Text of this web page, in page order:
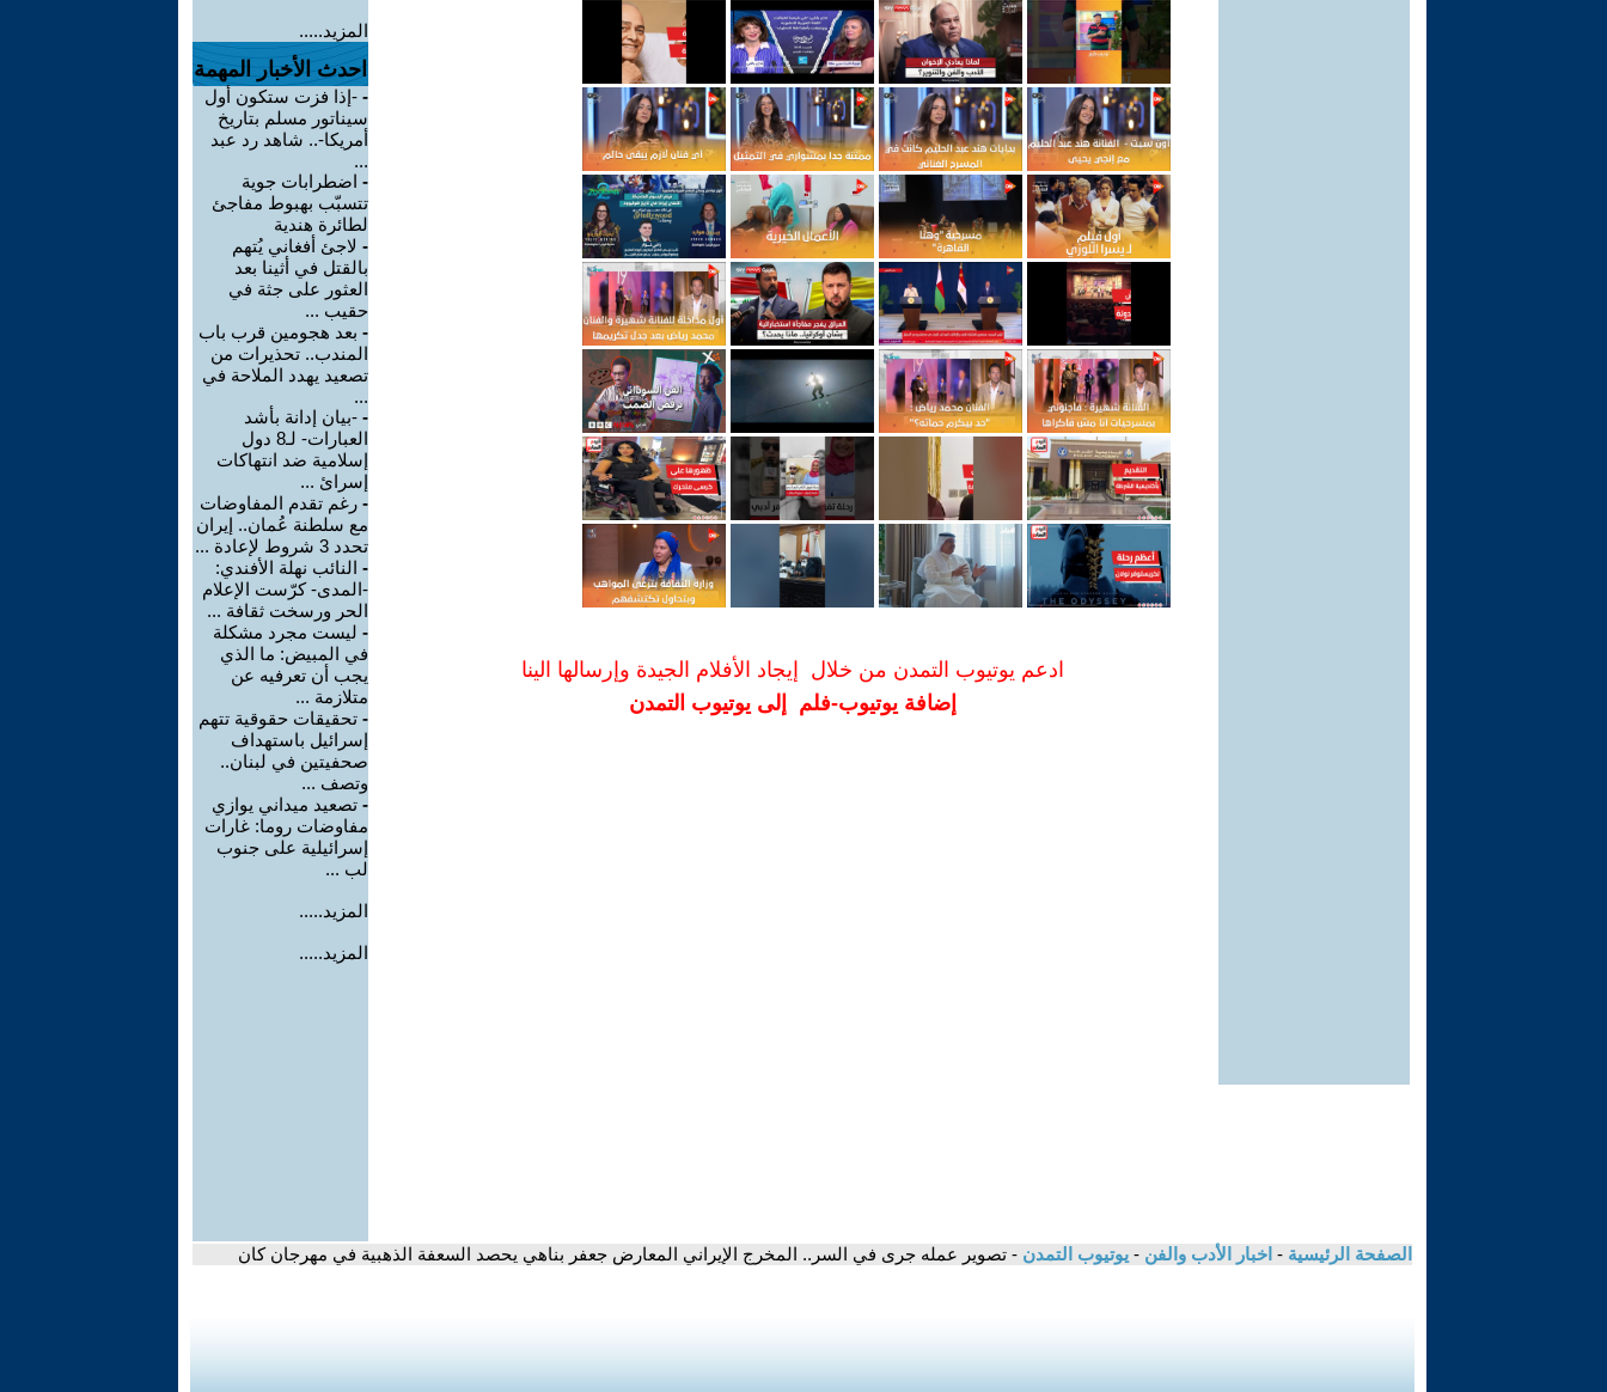
ادعم يوتيوب التمدن من خلال إيجاد الأفلام الجيدة وإرسالها الينا
إضافة يوتيوب-فلم إلى يوتيوب التمدن
المزيد.....
احدث الأخبار المهمة
- -إذا فزت ستكون أول
سيناتور مسلم بتاريخ
أمريكا-.. شاهد رد عبد
...
- اضطرابات جوية
تتسبّب بهبوط مفاجئ
لطائرة هندية
- لاجئ أفغاني يُتهم
بالقتل في أثينا بعد
العثور على جثة في
حقيب ...
- بعد هجومين قرب باب
المندب.. تحذيرات من
تصعيد يهدد الملاحة في
...
- -بيان إدانة بأشد
العبارات- لـ8 دول
إسلامية ضد انتهاكات
إسرائ ...
- رغم تقدم المفاوضات
مع سلطنة عُمان.. إيران
تحدد 3 شروط لإعادة ...
- النائب نهلة الأفندي:
-المدى- كرّست الإعلام
الحر ورسخت ثقافة ...
- ليست مجرد مشكلة
في المبيض: ما الذي
يجب أن تعرفيه عن
متلازمة ...
- تحقيقات حقوقية تتهم
إسرائيل باستهداف
صحفيتين في لبنان..
وتصف ...
- تصعيد ميداني يوازي
مفاوضات روما: غارات
إسرائيلية على جنوب
لب ...
المزيد.....
المزيد.....
الصفحة الرئيسية - اخبار الأدب والفن - يوتيوب التمدن - تصوير عمله جرى في السر.. المخرج الإيراني المعارض جعفر بناهي يحصد السعفة الذهبية في مهرجان كان